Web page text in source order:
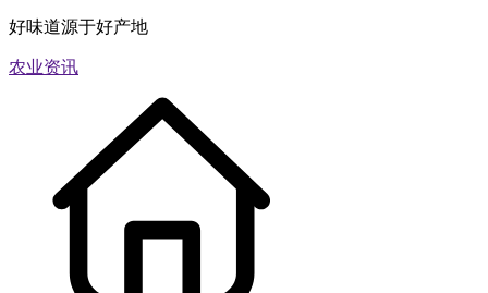
好味道源于好产地
农业资讯